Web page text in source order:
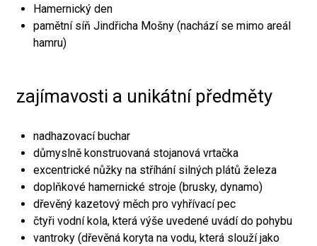
Hamernický den
pamětní síň Jindřicha Mošny (nachází se mimo areál
hamru)
zajímavosti a unikátní předměty
nadhazovací buchar
důmyslně konstruovaná stojanová vrtačka
excentrické nůžky na stříhání silných plátů železa
doplňkové hamernické stroje (brusky, dynamo)
dřevěný kazetový měch pro vyhřívací pec
čtyři vodní kola, která výše uvedené uvádí do pohybu
vantroky (dřevěná koryta na vodu, která slouží jako